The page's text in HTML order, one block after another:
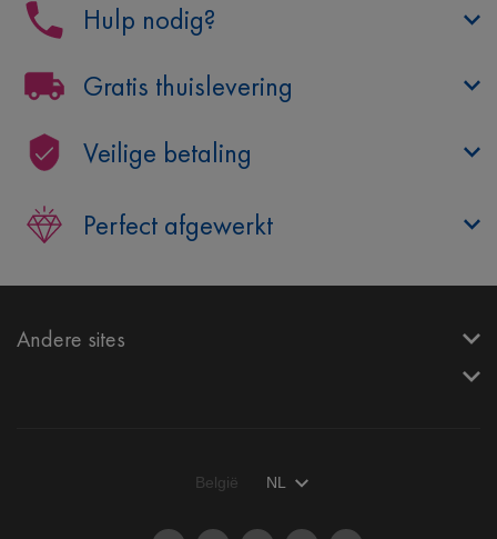
Hulp nodig?
Gratis thuislevering
Veilige betaling
Perfect afgewerkt
Andere sites
België NL